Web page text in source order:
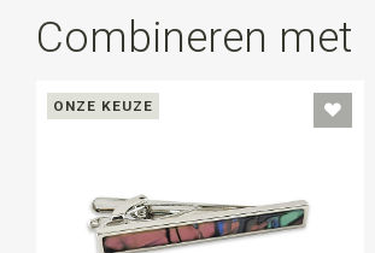
Combineren met
ONZE KEUZE